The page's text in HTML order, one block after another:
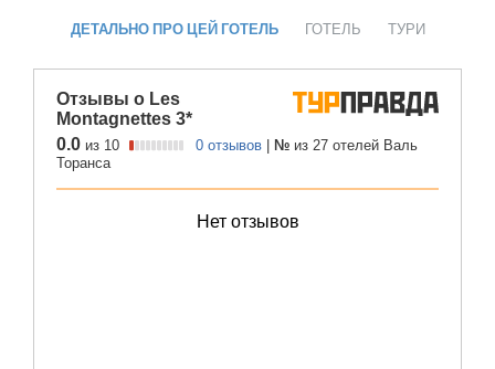
ДЕТАЛЬНО ПРО ЦЕЙ ГОТЕЛЬ ГОТЕЛЬ ТУРИ